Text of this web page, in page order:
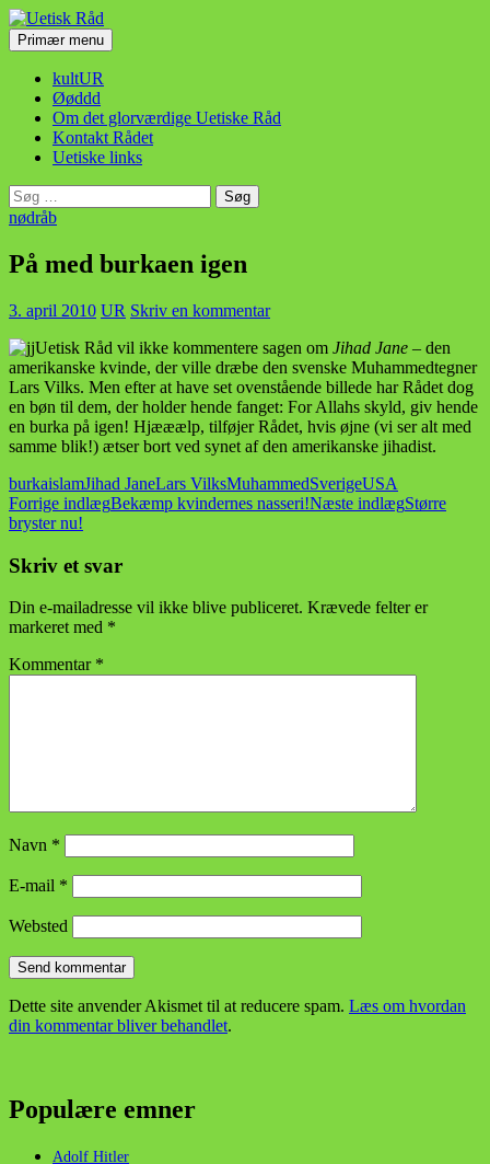
Hop
til
indhold
Uetisk Råd
SøgPrimær menu
kultUR
Øøddd
Om det glorværdige Uetiske Råd
Kontakt Rådet
Uetiske links
Søg
efter:
nødråb
På med burkaen igen
3. april 2010 UR Skriv en kommentar
Uetisk Råd vil ikke kommentere sagen om Jihad Jane – den
amerikanske kvinde, der ville dræbe den svenske Muhammedtegner
Lars Vilks. Men efter at have set ovenstående billede har Rådet dog
en bøn til dem, der holder hende fanget: For Allahs skyld, giv hende
en burka på igen! Hjææælp, tilføjer Rådet, hvis øjne (vi ser alt med
samme blik!) ætser bort ved synet af den amerikanske jihadist.
burkaislamJihad JaneLars VilksMuhammedSverigeUSA
Indlægsnavigation
Forrige indlægBekæmp kvindernes nasseri!Næste indlægStørre
bryster nu!
Skriv et svar
Din e-mailadresse vil ikke blive publiceret. Krævede felter er
markeret med *
Kommentar *
Navn *
E-mail *
Websted
Dette site anvender Akismet til at reducere spam. Læs om hvordan
din kommentar bliver behandlet.
Populære emner
Adolf Hitler